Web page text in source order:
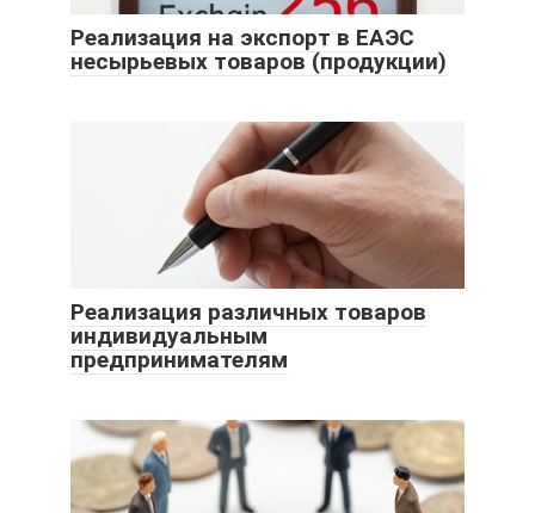
Реализация на экспорт в ЕАЭС
несырьевых товаров (продукции)
Реализация различных товаров
индивидуальным
предпринимателям